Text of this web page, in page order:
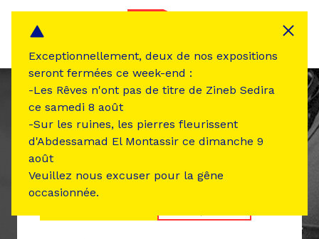
Exceptionnellement, deux de nos expositions
seront fermées ce week-end :
-Les Rêves n'ont pas de titre de Zineb Sedira
ce samedi 8 août
-Sur les ruines, les pierres fleurissent
d'Abdessamad El Montassir ce dimanche 9
août
Veuillez nous excuser pour la gêne
occasionnée.
Panneau de gestion des cookies